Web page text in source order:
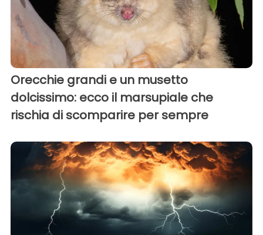
Orecchie grandi e un musetto
dolcissimo: ecco il marsupiale che
rischia di scomparire per sempre